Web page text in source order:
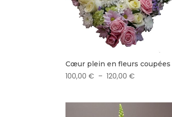
Cœur plein en fleurs coupées
100,00€ – 120,00€